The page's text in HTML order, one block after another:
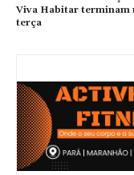
Viva Habitar terminam
terça